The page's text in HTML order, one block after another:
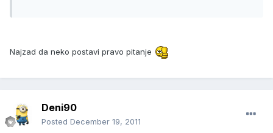
Najzad da neko postavi pravo pitanje
Deni90
Posted December 19, 2011